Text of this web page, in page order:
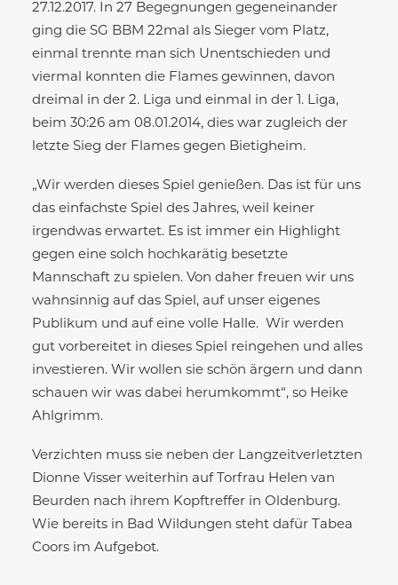
27.12.2017. In 27 Begegnungen gegeneinander
ging die SG BBM 22mal als Sieger vom Platz,
einmal trennte man sich Unentschieden und
viermal konnten die Flames gewinnen, davon
dreimal in der 2. Liga und einmal in der 1. Liga,
beim 30:26 am 08.01.2014, dies war zugleich der
letzte Sieg der Flames gegen Bietigheim.
„Wir werden dieses Spiel genießen. Das ist für uns
das einfachste Spiel des Jahres, weil keiner
irgendwas erwartet. Es ist immer ein Highlight
gegen eine solch hochkarätig besetzte
Mannschaft zu spielen. Von daher freuen wir uns
wahnsinnig auf das Spiel, auf unser eigenes
Publikum und auf eine volle Halle. Wir werden
gut vorbereitet in dieses Spiel reingehen und alles
investieren. Wir wollen sie schön ärgern und dann
schauen wir was dabei herumkommt“, so Heike
Ahlgrimm.
Verzichten muss sie neben der Langzeitverletzten
Dionne Visser weiterhin auf Torfrau Helen van
Beurden nach ihrem Kopftreffer in Oldenburg.
Wie bereits in Bad Wildungen steht dafür Tabea
Coors im Aufgebot.